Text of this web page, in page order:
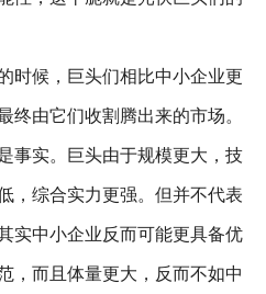
时候，巨头们相比中小企业更
终由它们收割腾出来的市场。
事实。巨头由于规模更大，技
，综合实力更强。但并不代表
实中小企业反而可能更具备优
，而且体量更大，反而不如中